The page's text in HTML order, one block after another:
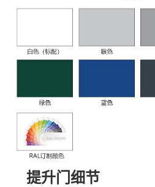
提升门细节